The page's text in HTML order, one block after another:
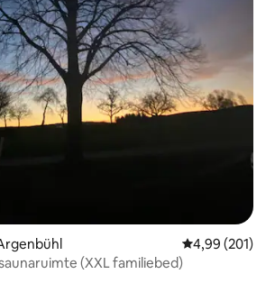
Gemiddelde
4,99 (201)
(XXL familiebed)